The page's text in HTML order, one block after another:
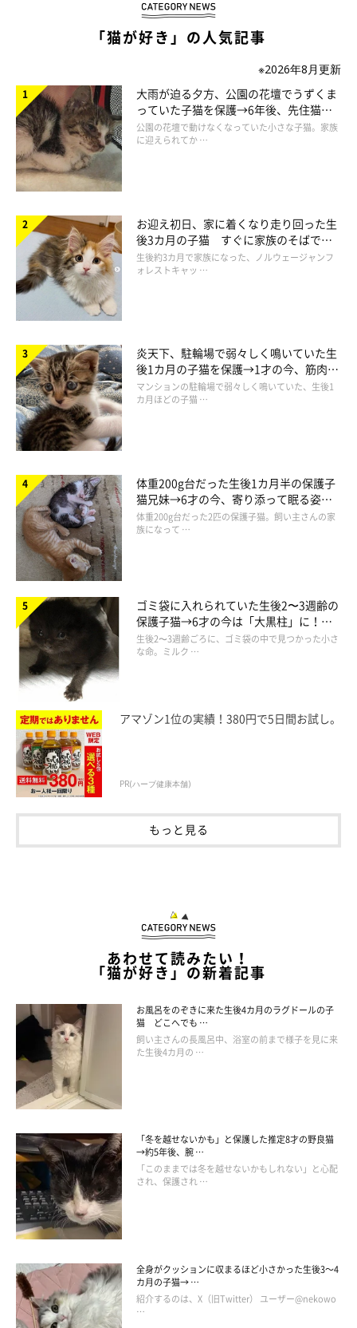
どの箱が好き」でした。これは、あるあるでしょうね！
せっかく新しい猫ハウスを買ってあげても見向きもされず、ダン
ボールのほうが好きだったり……飼い主さんとしては、ちょっと
ショックな出来事でもありますよね（笑）
「もふもふスコたん」vol.8 猫ハウスよりもそっちが好きなの
ね。猫のお気に入りは身近なところにある。
第1位：愛猫が飼い主の布団を奪うことがあ
る（31.8％）
そして第1位になったのは、「飼い主さんが寝ようとする前に、
愛猫に布団を奪われる（すでに寝られてしまう）」でした！
飼い主さんがそろそろ寝ようと布団へ行くと、まるで自分の寝床
「こんなに気持ちよさそうに寝てたら、動かせない……」という
のは、飼い主あるあるでしょうね。
「もふもふスコたん」vol.4 お布団はこうやって猫に奪われて
いく…（汗）
「猫が好き」の人気記事
※2026年8月更新
大雨が迫る夕方、公園の花壇でうずくま
っていた子猫を保護→6年後、先住猫
と“姉妹”のような関係に
公園の花壇で動けなくなっていた小さな子猫。家族
に迎えられてか …
お迎え初日、家に着くなり走り回った生
後3カ月の子猫 すぐに家族のそばで落
ち着く姿に「迎えてよかった」
生後約3カ月で家族になった、ノルウェージャンフ
ォレストキャッ …
炎天下、駐輪場で弱々しく鳴いていた生
後1カ月の子猫を保護→1才の今、筋肉質
でツンデレなコに成長
マンションの駐輪場で弱々しく鳴いていた、生後1
カ月ほどの子猫 …
体重200g台だった生後1カ月半の保護子
猫兄妹→6才の今、寄り添って眠る姿に
ほっこり！
体重200g台だった2匹の保護子猫。飼い主さんの家
族になって …
ゴミ袋に入れられていた生後2〜3週齢の
保護子猫→6才の今は「大黒柱」に！
美しい黒猫に成長した姿にグッとくる
生後2〜3週齢ごろに、ゴミ袋の中で見つかった小さ
な命。ミルク …
アマゾン1位の実績！380円で5日間お試し。
PR(ハーブ健康本舗)
もっと見る
あわせて読みたい！
「猫が好き」の新着記事
お風呂をのぞきに来た生後4カ月のラグドールの子
猫 どこへでも …
飼い主さんの長風呂中、浴室の前まで様子を見に来
た生後4カ月の …
「冬を越せないかも」と保護した推定8才の野良猫
→約5年後、腕 …
「このままでは冬を越せないかもしれない」と心配
され、保護され …
全身がクッションに収まるほど小さかった生後3～4
カ月の子猫→ …
紹介するのは、X（旧Twitter） ユーザー@nekowo
…